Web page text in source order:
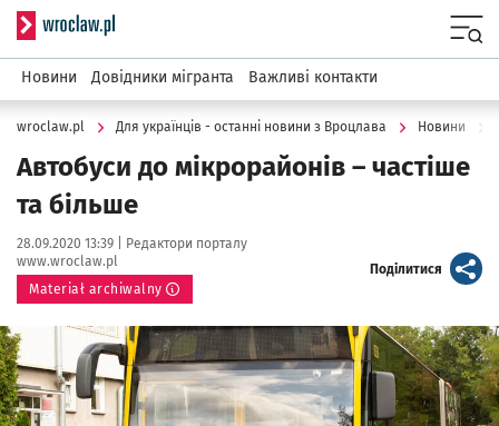
Serwis informacyjny wroclaw.pl
Новини Довідники мігранта Важливі контакти
wroclaw.pl Для українців - останні новини з Вроцлава Новини
Автобуси до мікрорайонів – частіше
та більше
Data publikacji:
28.09.2020 13:39 | Autor:
Редактори порталу
www.wroclaw.pl
Materiał archiwalny
Поділитися artykuł
Kliknij, aby powiększyć